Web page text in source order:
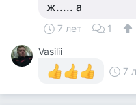
ж..... а
7 лет 1
Vasilii
7